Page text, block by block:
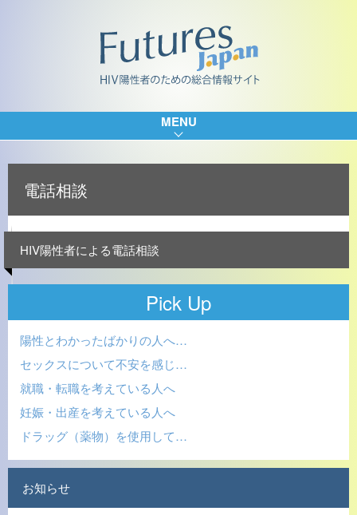
MENU
電話相談
HIV陽性者による電話相談
Pick Up
陽性とわかったばかりの人へ…
セックスについて不安を感じ…
就職・転職を考えている人へ
妊娠・出産を考えている人へ
ドラッグ（薬物）を使用して…
お知らせ